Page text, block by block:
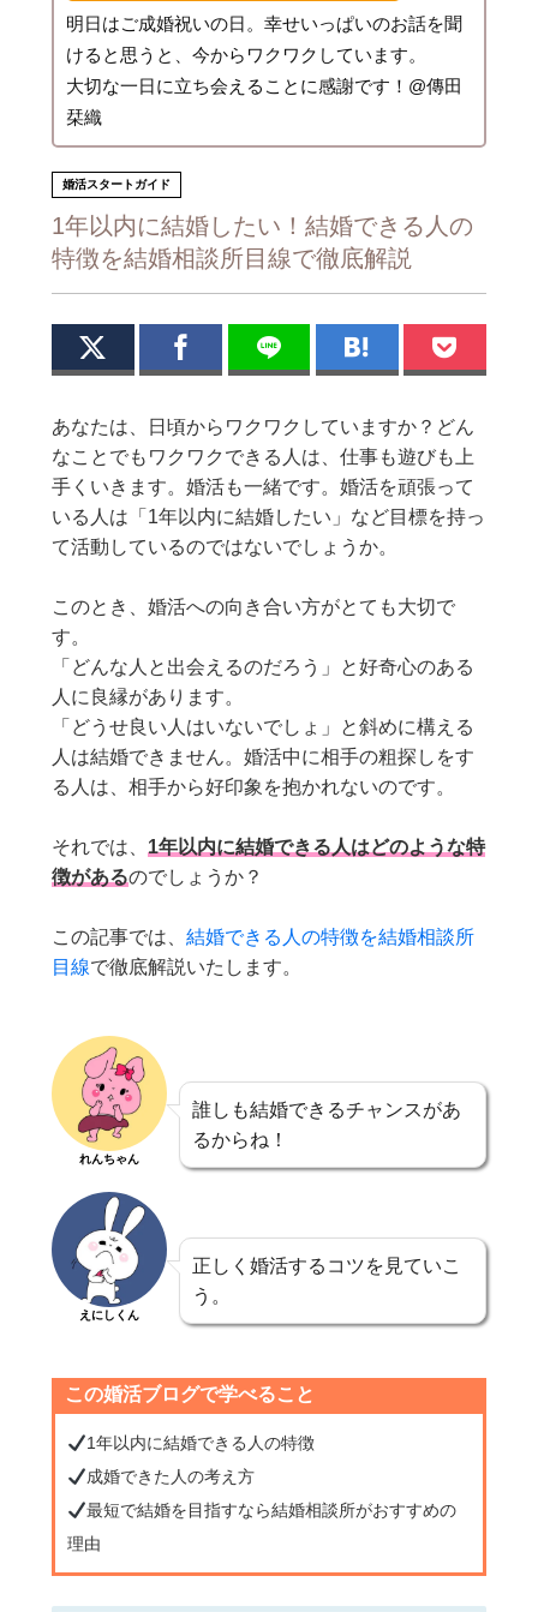
明日はご成婚祝いの日。幸せいっぱいのお話を聞
けると思うと、今からワクワクしています。
大切な一日に立ち会えることに感謝です！@傳田
栞織
婚活スタートガイド
1年以内に結婚したい！結婚できる人の
特徴を結婚相談所目線で徹底解説
あなたは、日頃からワクワクしていますか？どん
なことでもワクワクできる人は、仕事も遊びも上
手くいきます。婚活も一緒です。婚活を頑張って
いる人は「1年以内に結婚したい」など目標を持っ
て活動しているのではないでしょうか。
このとき、婚活への向き合い方がとても大切で
す。
「どんな人と出会えるのだろう」と好奇心のある
人に良縁があります。
「どうせ良い人はいないでしょ」と斜めに構える
人は結婚できません。婚活中に相手の粗探しをす
る人は、相手から好印象を抱かれないのです。
それでは、 1年以内に結婚できる人はどのような特
徴があるのでしょうか？
この記事では、結婚できる人の特徴を結婚相談所
目線で徹底解説いたします。
れんちゃん
誰しも結婚できるチャンスがあ
るからね！
えにしくん
正しく婚活するコツを見ていこ
う。
この婚活ブログで学べること
1年以内に結婚できる人の特徴
成婚できた人の考え方
最短で結婚を目指すなら結婚相談所がおすすめの
理由